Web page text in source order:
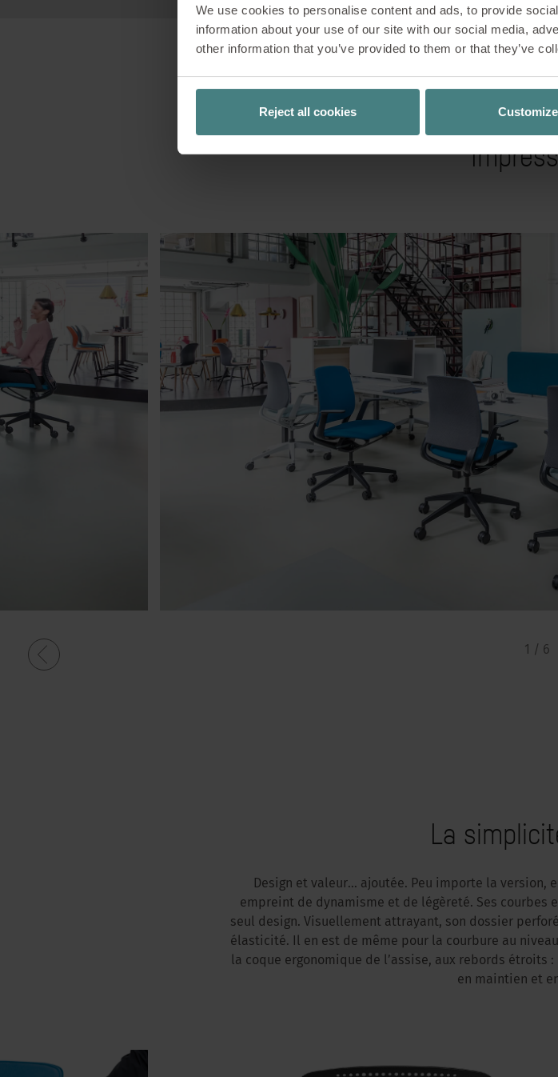
We use cookies to personalise content and ads, to provide
information about your use of our site with our social media,
other information that you’ve provided to them or that they’ve
Reject all cookies Customize
1 / 6
La
Design et valeur... ajoutée. Peu importe la version,
empreint de dynamisme et de légèreté. Ses
seul design. Visuellement attrayant, son dossier
élasticité. Il en est de même pour la courbure au
la coque ergonomique de l’assise, aux rebords
en maintien et